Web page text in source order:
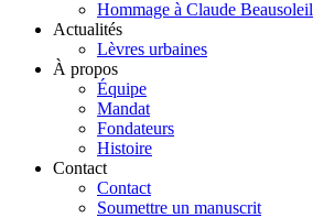
Hommage à Claude Beausoleil
Actualités
Lèvres urbaines
À propos
Équipe
Mandat
Fondateurs
Histoire
Contact
Contact
Soumettre un manuscrit